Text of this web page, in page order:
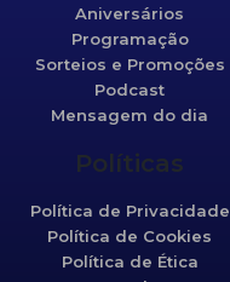
Aniversários
Programação
Sorteios e Promoções
Podcast
Mensagem do dia
Políticas
Política de Privacidade
Política de Cookies
Política de Ética